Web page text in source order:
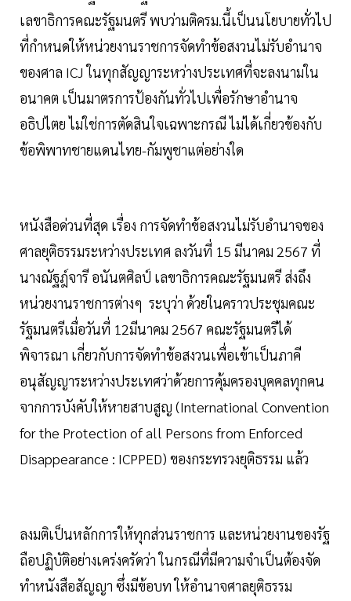
เลขาธิการคณะรัฐมนตรี พบว่ามติครม.นี้เป็นนโยบายทั่วไป
ที่กำหนดให้หน่วยงานราชการจัดทำข้อสงวนไม่รับอำนาจ
ของศาล ICJ ในทุกสัญญาระหว่างประเทศที่จะลงนามใน
อนาคต เป็นมาตรการป้องกันทั่วไปเพื่อรักษาอำนาจ
อธิปไตย ไม่ใช่การตัดสินใจเฉพาะกรณี ไม่ได้เกี่ยวข้องกับ
ข้อพิพาทชายแดนไทย-กัมพูชาแต่อย่างใด
หนังสือด่วนที่สุด เรื่อง การจัดทำข้อสงวนไม่รับอำนาจของ
ศาลยุติธรรมระหว่างประเทศ ลงวันที่ 15 มีนาคม 2567 ที่
นางณัฐฎ์จารี อนันตศิลป์ เลขาธิการคณะรัฐมนตรี ส่งถึง
หน่วยงานราชการต่างๆ ระบุว่า ด้วยในคราวประชุมคณะ
รัฐมนตรีเมื่อวันที่ 12มีนาคม 2567 คณะรัฐมนตรีได้
พิจารณา เกี่ยวกับการจัดทำข้อสงวนเพื่อเข้าเป็นภาคี
อนุสัญญาระหว่างประเทศว่าด้วยการคุ้มครองบุคคลทุกคน
จากการบังคับให้หายสาบสูญ (International Convention
for the Protection of all Persons from Enforced
Disappearance : ICPPED) ของกระทรวงยุติธรรม แล้ว
ลงมติเป็นหลักการให้ทุกส่วนราชการ และหน่วยงานของรัฐ
ถือปฏิบัติอย่างเคร่งครัดว่า ในกรณีที่มีความจำเป็นต้องจัด
ทำหนังสือสัญญา ซึ่งมีข้อบท ให้อำนาจศาลยุติธรรม